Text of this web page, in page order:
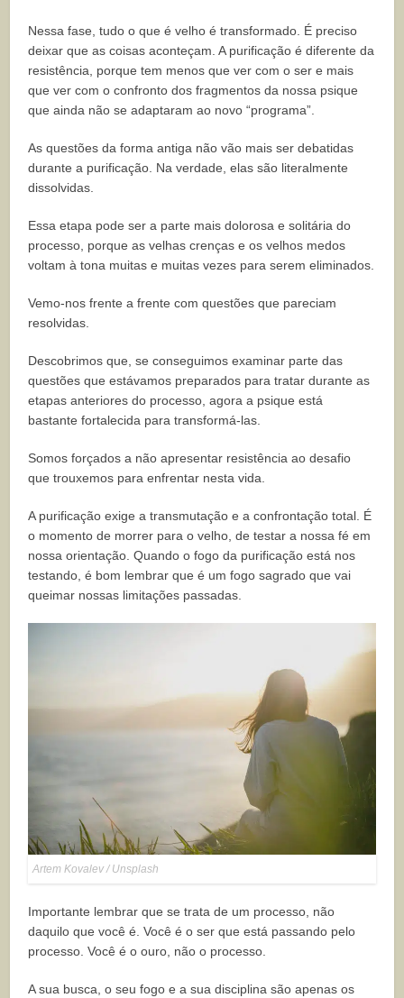
Nessa fase, tudo o que é velho é transformado. É preciso
deixar que as coisas aconteçam. A purificação é diferente da
resistência, porque tem menos que ver com o ser e mais
que ver com o confronto dos fragmentos da nossa psique
que ainda não se adaptaram ao novo “programa”.
As questões da forma antiga não vão mais ser debatidas
durante a purificação. Na verdade, elas são literalmente
dissolvidas.
Essa etapa pode ser a parte mais dolorosa e solitária do
processo, porque as velhas crenças e os velhos medos
voltam à tona muitas e muitas vezes para serem eliminados.
Vemo-nos frente a frente com questões que pareciam
resolvidas.
Descobrimos que, se conseguimos examinar parte das
questões que estávamos preparados para tratar durante as
etapas anteriores do processo, agora a psique está
bastante fortalecida para transformá-las.
Somos forçados a não apresentar resistência ao desafio
que trouxemos para enfrentar nesta vida.
A purificação exige a transmutação e a confrontação total. É
o momento de morrer para o velho, de testar a nossa fé em
nossa orientação. Quando o fogo da purificação está nos
testando, é bom lembrar que é um fogo sagrado que vai
queimar nossas limitações passadas.
Artem Kovalev / Unsplash
Importante lembrar que se trata de um processo, não
daquilo que você é. Você é o ser que está passando pelo
processo. Você é o ouro, não o processo.
A sua busca, o seu fogo e a sua disciplina são apenas os